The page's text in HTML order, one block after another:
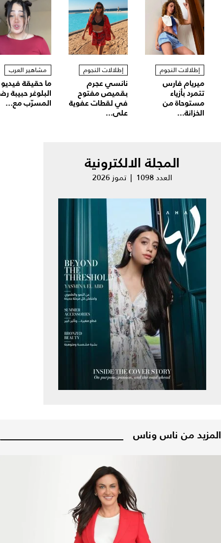
إطلالات النجوم
ميريام فارس
تتمرد بأزياء
مستوحاة من
الخزانة...
إطلالات النجوم
نانسي عجرم
بقميص مفتوح
في لقطات عفوية
على...
مشاهير العرب
ما حقيقة فيديو
البلوغر حبيبة
المسرّب مع...
المجلة الالكترونية
العدد 1098 | تموز 2026
المزيد من ناس وناس